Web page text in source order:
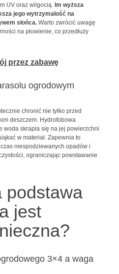
UV oraz wilgocią. Im wyższa
jego wytrzymałość na
słońca.Warto zwrócić uwagę
na płowienie, co przedłuży
przez zabawę
ogrodowym
chronić nie tylko przed
deszczem. Hydrofobowa
woda skrapla się na jej powierzchni
w materiał. Zapewnia to
niespodziewanych opadów i
ograniczając powstawanie
podstawa
jest
3×4 a waga